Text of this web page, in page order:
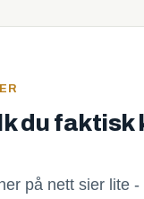
du faktisk
på nett sier lite